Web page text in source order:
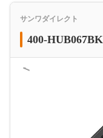
サンワダイレクト
400-HUB067BK
＜